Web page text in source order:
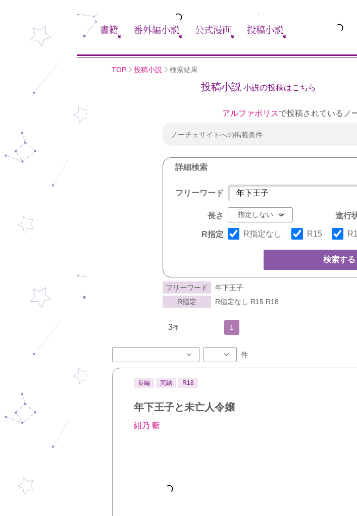
書籍 番外編小説 公式漫画 投稿小説
TOP 投稿小説 検索結果
投稿小説 小説の投稿はこちら
アルファポリスで投稿されているノ
ノーチェサイトへの掲載条件
詳細検索
フリーワード
長さ 進行
R指定 R指定なし R15
検索する
フリーワード
年下王子
R指定
R指定なし R15 R18
3件 1
件
長編 完結 R18
年下王子と未亡人令嬢
紺乃 藍